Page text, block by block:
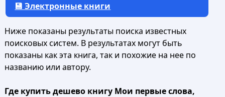
💾 Электронные книги
Ниже показаны результаты поиска известных
поисковых систем. В результатах могут быть
показаны как эта книга, так и похожие на нее по
названию или автору.
Где купить дешево книгу Мои первые слова,